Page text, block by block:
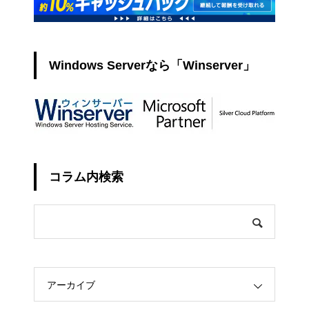
Windows Serverなら「Winserver」
コラム内検索
アーカイブ